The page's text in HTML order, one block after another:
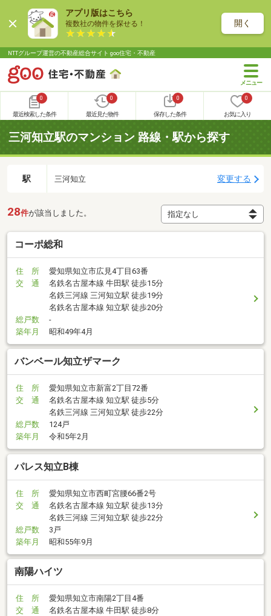
アプリ版はこちら
複数社の物件を探せる！ 開く
NTTグループ運営の不動産総合サイト goo住宅・不動産
0
最近検索した条件
0
最近見た物件
0
保存した条件
0
お気に入り
三河知立駅のマンション 路線・駅から探す
駅 三河知立 変更する
28件が該当しました。
コーポ総和
住 所
愛知県知立市広見4丁目63番
交 通
名鉄名古屋本線 牛田駅 徒歩15分
名鉄三河線 三河知立駅 徒歩19分
名鉄名古屋本線 知立駅 徒歩20分
総戸数
-
築年月
昭和49年4月
バンベール知立ザマーク
住 所
愛知県知立市新富2丁目72番
交 通
名鉄名古屋本線 知立駅 徒歩5分
名鉄三河線 三河知立駅 徒歩22分
総戸数
124戸
築年月
令和5年2月
パレス知立B棟
住 所
愛知県知立市西町宮腰66番2号
交 通
名鉄名古屋本線 知立駅 徒歩13分
名鉄三河線 三河知立駅 徒歩22分
総戸数
3戸
築年月
昭和55年9月
南陽ハイツ
住 所
愛知県知立市南陽2丁目4番
交 通
名鉄名古屋本線 牛田駅 徒歩8分